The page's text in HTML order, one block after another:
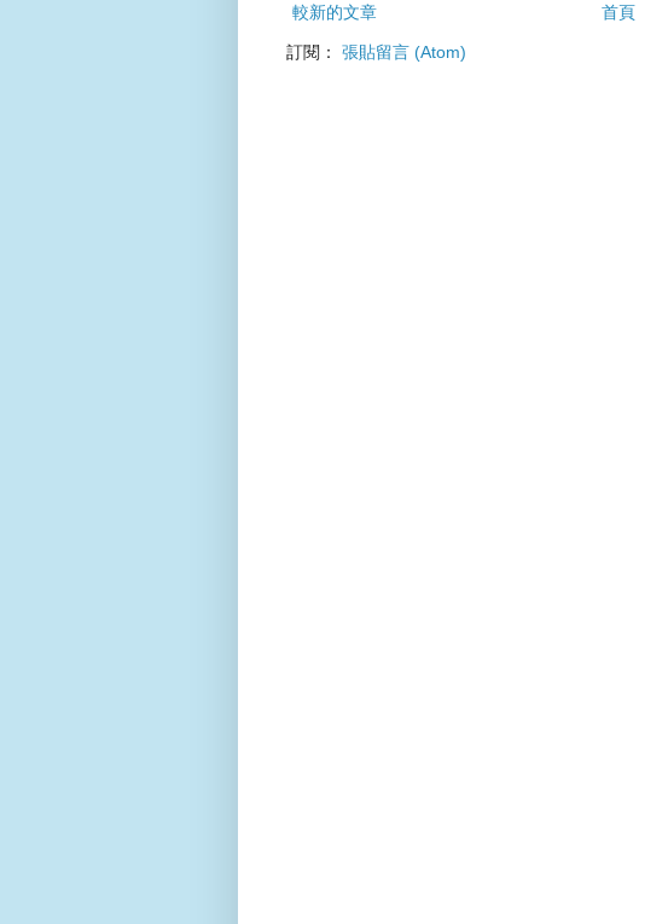
較新的文章 首頁
訂閱： 張貼留言 (Atom)